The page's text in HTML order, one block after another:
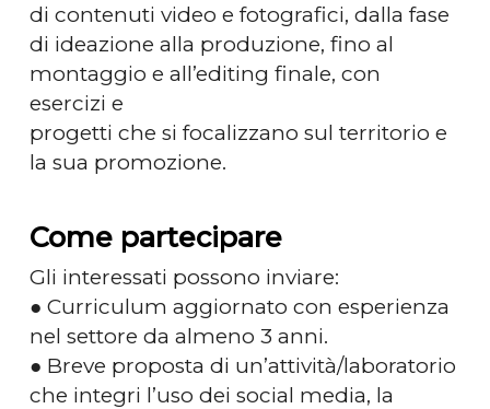
di contenuti video e fotografici, dalla fase
di ideazione alla produzione, fino al
montaggio e all’editing finale, con
esercizi e
progetti che si focalizzano sul territorio e
la sua promozione.
Come partecipare
Gli interessati possono inviare:
● Curriculum aggiornato con esperienza
nel settore da almeno 3 anni.
● Breve proposta di un’attività/laboratorio
che integri l’uso dei social media, la